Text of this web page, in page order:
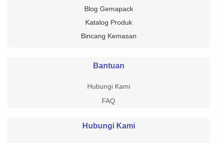
Blog Gemapack
Katalog Produk
Bincang Kemasan
Bantuan
Hubungi Kami
FAQ
Hubungi Kami